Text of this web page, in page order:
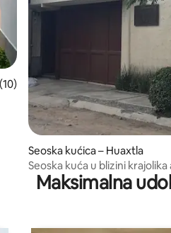
ocjena: 5/5, recenzija: 10
Seoska kućica – Huaxtla
Seoska kuća u blizini krajolika
Tequila
Maksimalna